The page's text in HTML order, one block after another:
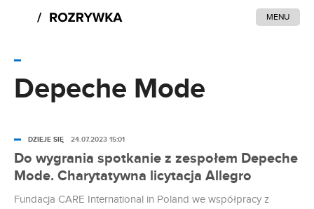
MENU
Depeche Mode
Do wygrania spotkanie z zespołem Depeche
Mode. Charytatywna licytacja Allegro
Fundacja CARE International in Poland we współpracy z
DZIEJE SIĘ 24.07.2023 15:01